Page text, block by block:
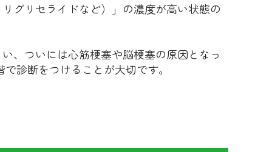
グリセライドなど）」の濃度が高い状態の
、ついには心筋梗塞や脳梗塞の原因となっ
診断をつけることが大切です。